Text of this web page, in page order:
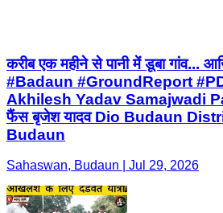
करीब एक महीने से पानी में डूबा गांव...
#Badaun #GroundReport
Akhilesh Yadav Samajwadi
फैंस बृजेश यादव Dio Budaun
Budaun
Sahaswan, Budaun | Jul 29, 2026